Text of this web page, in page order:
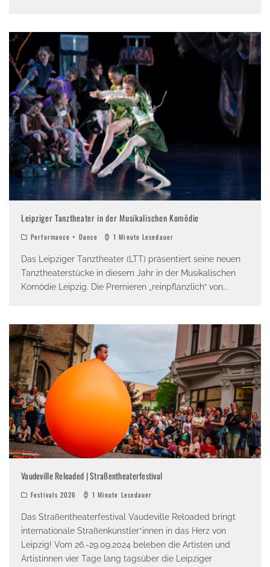
Leipziger Tanztheater in der Musikalischen Komödie
Performance + Dance 1 Minute Lesedauer
Das Leipziger Tanztheater (LTT) präsentiert seine neuen
Tanztheaterstücke in diesem Jahr in der Musikalischen
Komödie Leipzig. Die Premieren „reinpflanzlich“ von...
Vaudeville Reloaded | Straßentheaterfestival
Festivals 2026 1 Minute Lesedauer
Das Straßentheaterfestival Vaudeville Reloaded bringt
internationale Straßenkünstler*innen in das Herz von
Leipzig! Vom 26.-29.09.2024 beleben die Artisten und
Artistinnen vier Tage lang tagsüber die Leipziger